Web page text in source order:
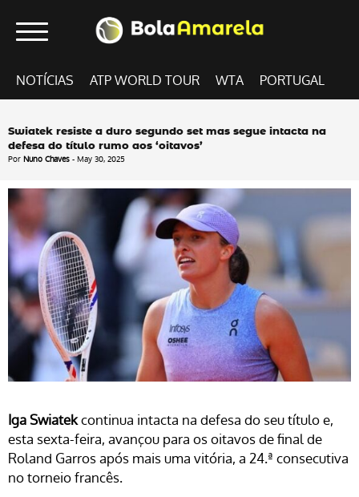
NOTÍCIAS ATP WORLD TOUR WTA PORTUGAL
Swiatek resiste a duro segundo set mas segue intacta na
defesa do título rumo aos ‘oitavos’
Por Nuno Chaves - May 30, 2025
Iga Swiatekcontinua intacta na defesa do seu título e,
esta sexta-feira, avançou para os oitavos de final de
Roland Garros após mais uma vitória, a 24.ª consecutiva
no torneio francês.